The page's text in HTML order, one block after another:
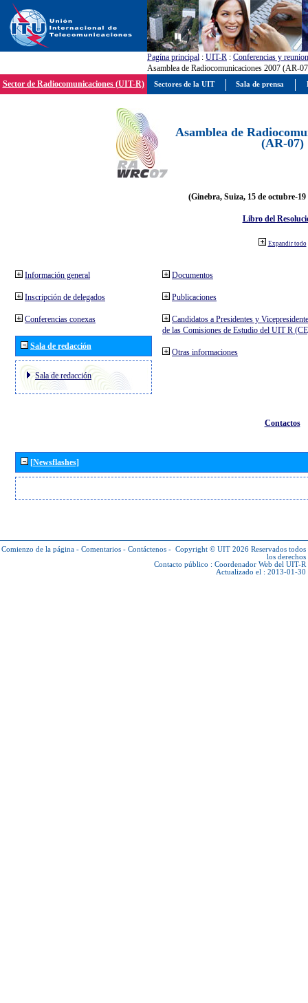
Pagína principal : UIT-R : Conferencias y
Asamblea de Radiocomunicaciones 2007 (AR-
Sector de Radiocomunicaciones (UIT-R)
Asamblea de
(AR-07)
(Ginebra, Suiza, 15 de octubre-19
Libro del
Expandir todo
Información general
Inscripción de delegados
Conferencias conexas
Sala de redacción
Sala de redacción
Documentos
Publicaciones
Candidatos a Presidentes y
de las Comisiones de Estudio del UIT R
Otras informaciones
Contactos
[Newsflashes]
Comienzo de la página - Comentarios - Contáctenos - Copyright © UIT 2026 Reservados todos
los derechos
Contacto público : Coordenador Web del UIT-R
Actualizado el : 2013-01-30
Sectores de la UIT Sala de prensa